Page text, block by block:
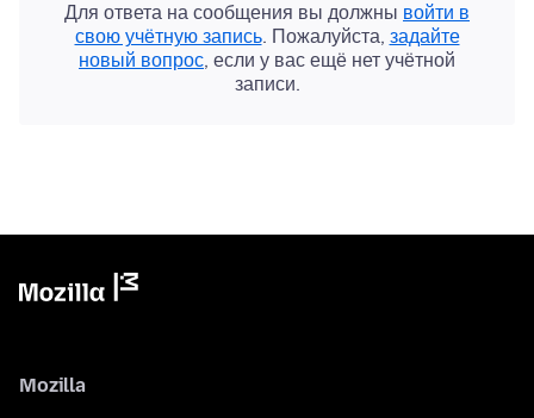
Для ответа на сообщения вы должны войти в
свою учётную запись. Пожалуйста, задайте
новый вопрос, если у вас ещё нет учётной
записи.
Mozilla